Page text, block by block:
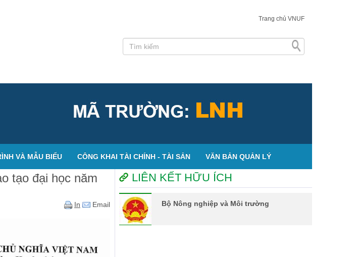
Trang chủ VNUF
VÀ MẪU BIỂU CÔNG KHAI TÀI CHÍNH - TÀI SẢN VĂN BẢN QUẢN LÝ
tạo đại học năm
In Email
LIÊN KẾT HỮU ÍCH
Bộ Nông nghiệp và Môi trường